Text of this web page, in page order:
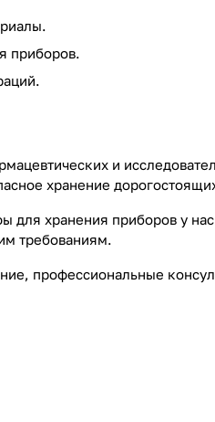
приборов.
и
хранение
для хранения приборов у
требованиям.
профессиональные